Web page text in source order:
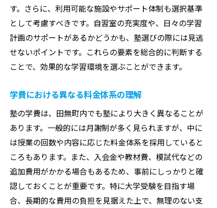
家計に優しい田無町の大学受験塾費用対効果を
徹底検証
費用を抑えながら成果を上げる方法
家計に優しい塾選びのポイント
奨学金や割引制度の活用方法
田無町の塾での費用面に関する注意点
田無町で大学受験をサポートする塾の費用と選
び方ガイド
田無町の大学受験塾の選び方
授業料の内訳とその特徴
専門的なコースの費用比較
す。さらに、利用可能な施設やサポート体制も選択基準
として考慮すべきです。自習室の充実度や、日々の学習
計画のサポートがあるかどうかも、塾選びの際には見逃
せないポイントです。これらの要素を総合的に判断する
ことで、効果的な学習環境を選ぶことができます。
学費における異なる料金体系の理解
塾の学費は、田無町内でも塾により大きく異なることが
あります。一般的には月謝制が多く見られますが、中に
は授業の回数や内容に応じた料金体系を採用していると
ころもあります。また、入会金や教材費、模試代などの
追加費用がかかる場合もあるため、事前にしっかりと確
認しておくことが重要です。特に大学受験を目指す場
合、長期的な費用の負担を見据えた上で、無理のない支